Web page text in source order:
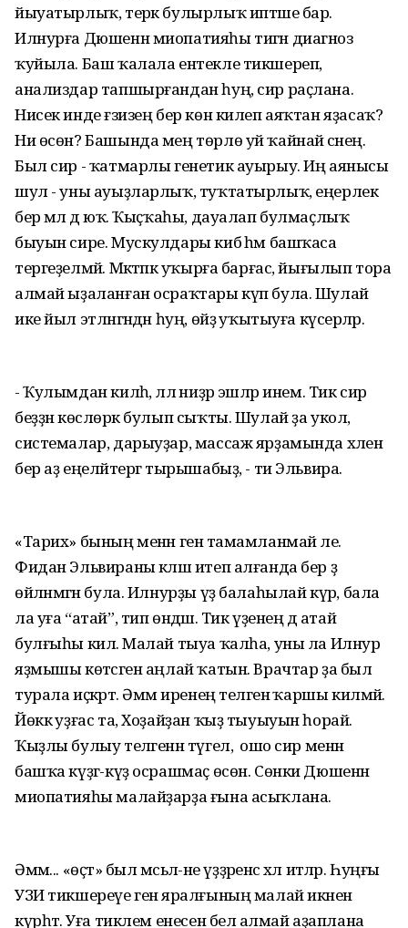
йыуатырлыҡ, терәк булырлыҡ иптәше бар.
Илнурға Дюшенн миопатияһы тигән диагноз
ҡуйыла. Баш ҡалала ентекле тикшереп,
анализдар тапшырғандан һуң, сир раҫлана.
Нисек инде ғәзизең бер көн килеп аяҡтан яҙасаҡ?
Ни өсөн? Башында мең төрлө уй ҡайнай әсәнең.
Был сир - ҡатмарлы генетик ауырыу. Иң аянысы
шул - уны ауыҙларлыҡ, туҡтатырлыҡ, еңерлек
бер әмәл дә юҡ. Ҡыҫҡаһы, дауалап булмаҫлыҡ
быуын сире. Мускулдары кибә һәм башҡаса
тергеҙелмәй. Мәктәпкә уҡырға барғас, йығылып тора
алмай ыҙаланған осраҡтары күп була. Шулай
ике йыл этләнгәндән һуң, өйҙә уҡытыуға күсерәләр.
- Ҡулымдан килһә, әллә ниҙәр эшләр инем. Тик сир
беҙҙән көслөрәк булып сыҡты. Шулай ҙа укол,
системалар, дарыуҙар, массаж ярҙамында хәлен
бер аҙ еңеләйтергә тырышабыҙ, - ти Эльвира.
«Тарих» бының менән генә тамамланмай әле.
Фидан Эльвираны кәләш итеп алғанда бер ҙә
өйләнмәгән була. Илнурҙы үҙ балаһылай күрә, бала
ла уға “атай”, тип өндәшә. Тик үҙенең дә атай
булғыһы килә. Малай тыуа ҡалһа, уны ла Илнур
яҙмышы көтәсәген аңлай ҡатын. Врачтар ҙа был
турала иҫкәртә. Әммә иренең теләгенә ҡаршы килмәй.
Йөккә уҙғас та, Хоҙайҙан ҡыҙ тыуыуын һорай.
Ҡыҙлы булыу теләгенән түгел, ә ошо сир менән
башҡа күҙгә-күҙ осрашмаҫ өсөн. Сөнки Дюшенн
миопатияһы малайҙарҙа ғына асыҡлана.
Әммә... «өҫтә» был мәсьәлә-не үҙҙәренсә хәл итәләр. Һуңғы
УЗИ тикшереүе генә яралғының малай икәнен
күрһәтә. Уға тиклем енесен белә алмай аҙаплана